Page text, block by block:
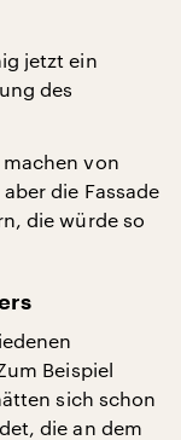
jetzt ein
des
von
die Fassade
die würde so
Beispiel
sich schon
die an dem